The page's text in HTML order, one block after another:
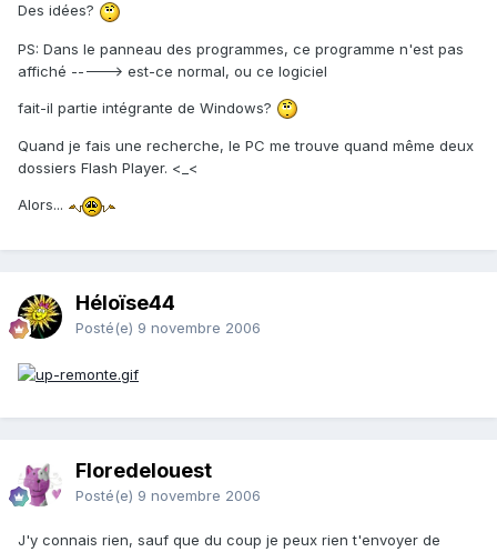
Des idées?
PS: Dans le panneau des programmes, ce programme n'est pas
affiché -----> est-ce normal, ou ce logiciel
fait-il partie intégrante de Windows?
Quand je fais une recherche, le PC me trouve quand même deux
dossiers Flash Player. <_<
Alors...
Héloïse44
Posté(e) 9 novembre 2006
Floredelouest
Posté(e) 9 novembre 2006
J'y connais rien, sauf que du coup je peux rien t'envoyer de